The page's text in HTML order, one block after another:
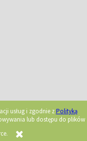
usług i zgodnie zPolityką
lub dostępu do plików